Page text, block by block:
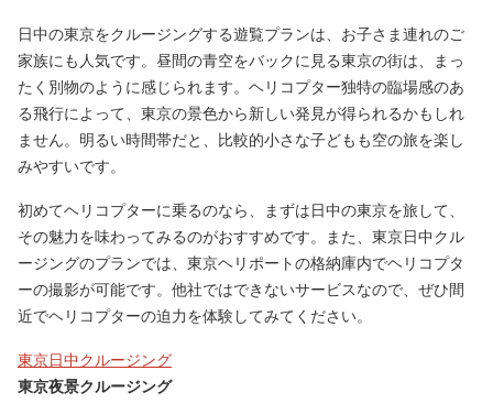
日中の東京をクルージングする遊覧プランは、お子さま連れのご
家族にも人気です。昼間の青空をバックに見る東京の街は、まっ
たく別物のように感じられます。ヘリコプター独特の臨場感のあ
る飛行によって、東京の景色から新しい発見が得られるかもしれ
ません。明るい時間帯だと、比較的小さな子どもも空の旅を楽し
みやすいです。
初めてヘリコプターに乗るのなら、まずは日中の東京を旅して、
その魅力を味わってみるのがおすすめです。また、東京日中クル
ージングのプランでは、東京ヘリポートの格納庫内でヘリコプタ
ーの撮影が可能です。他社ではできないサービスなので、ぜひ間
近でヘリコプターの迫力を体験してみてください。
東京日中クルージング
東京夜景クルージング